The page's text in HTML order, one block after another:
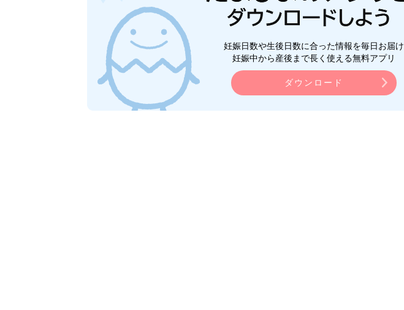
妊娠日数や生後日数に合った情報を毎日お届け
妊娠中から産後まで長く使える無料アプリ
ダウンロード